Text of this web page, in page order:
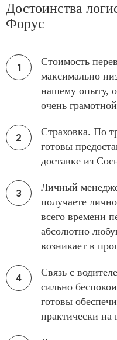
Достоинства
Форус
Стоимость
максимально
нашему опыту,
очень
Страховка. По
готовы
доставке из
Личный
получаете
всего времени
абсолютно
возникает в
Связь с
сильно
готовы
практически на